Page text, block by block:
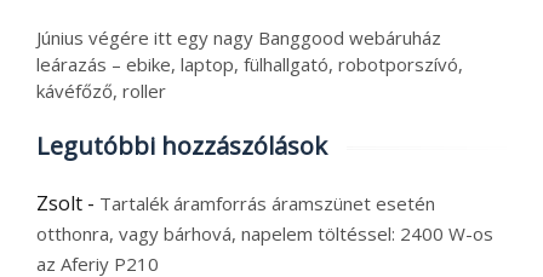
Június végére itt egy nagy Banggood webáruház
leárazás – ebike, laptop, fülhallgató, robotporszívó,
kávéfőző, roller
Legutóbbi hozzászólások
Zsolt - Tartalék áramforrás áramszünet esetén
otthonra, vagy bárhová, napelem töltéssel: 2400 W-os
az Aferiy P210